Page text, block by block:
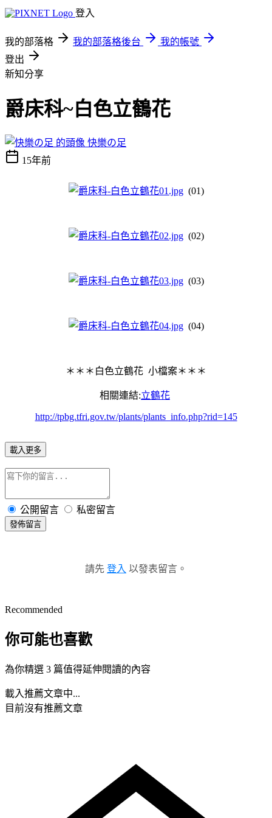
登入
我的部落格 我的部落格後台
我的帳號
登出
新知分享
爵床科~白色立鶴花
快樂の足
15年前
(01)
(02)
(03)
(04)
＊＊＊白色立鶴花 小檔案＊＊＊
相關連結:立鶴花
http://tpbg.tfri.gov.tw/plants/plants_info.php?rid=145
載入更多
公開留言 私密留言
發佈留言
請先 登入 以發表留言。
Recommended
你可能也喜歡
為你精選 3 篇值得延伸閱讀的內容
載入推薦文章中...
目前沒有推薦文章